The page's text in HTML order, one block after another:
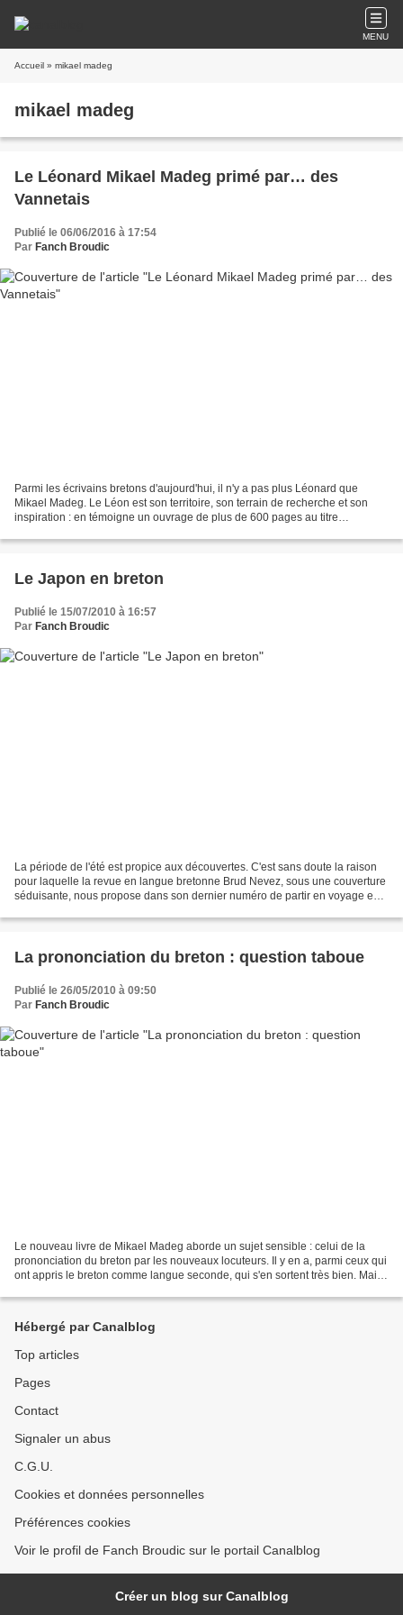
MENU
Accueil » mikael madeg
mikael madeg
Le Léonard Mikael Madeg primé par… des
Vannetais
Publié le 06/06/2016 à 17:54
Par Fanch Broudic
Parmi les écrivains bretons d'aujourd'hui, il n'y a pas plus Léonard que
Mikael Madeg. Le Léon est son territoire, son terrain de recherche et son
inspiration : en témoigne un ouvrage de plus de 600 pages au titre
Le Japon en breton
Publié le 15/07/2010 à 16:57
Par Fanch Broudic
La période de l'été est propice aux découvertes. C'est sans doute la raison
pour laquelle la revue en langue bretonne Brud Nevez, sous une couverture
séduisante, nous propose dans son dernier numéro de partir en voyage en
La prononciation du breton : question taboue
Publié le 26/05/2010 à 09:50
Par Fanch Broudic
Le nouveau livre de Mikael Madeg aborde un sujet sensible : celui de la
prononciation du breton par les nouveaux locuteurs. Il y en a, parmi ceux qui
ont appris le breton comme langue seconde, qui s'en sortent très bien. Mais
Hébergé par Canalblog
Top articles
Pages
Contact
Signaler un abus
C.G.U.
Cookies et données personnelles
Préférences cookies
Voir le profil de Fanch Broudic sur le portail Canalblog
Créer un blog sur Canalblog